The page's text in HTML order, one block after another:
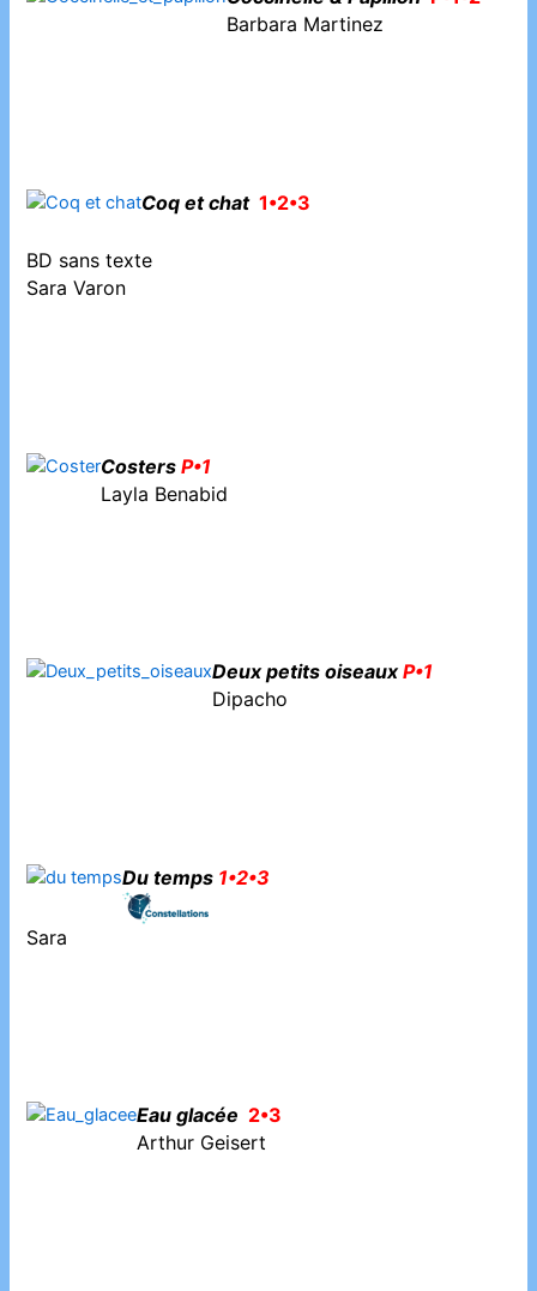
Barbara Martinez
Coq et chat 1•2•3
BD sans texte
Sara Varon
CostersP•1
Layla Benabid
Deux petits oiseauxP•1
Dipacho
Du temps 1•2•3
Sara
Eau glacée 2•3
Arthur Geisert